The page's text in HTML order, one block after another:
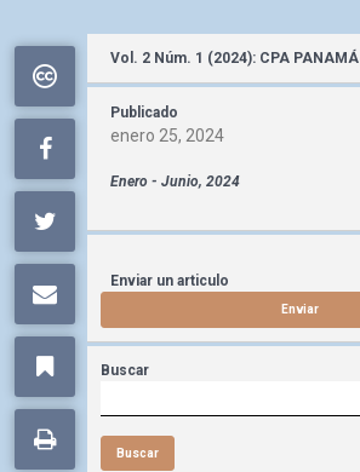
Vol. 2 Núm. 1 (2024): CPA PANAMÁ
Publicado
enero 25, 2024
Enero - Junio, 2024
Enviar un articulo
Enviar
Buscar
Buscar